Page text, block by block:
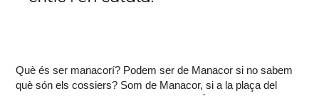
Què és ser manacorí? Podem ser de Manacor si no sabem
què són els cossiers? Som de Manacor, si a la plaça del